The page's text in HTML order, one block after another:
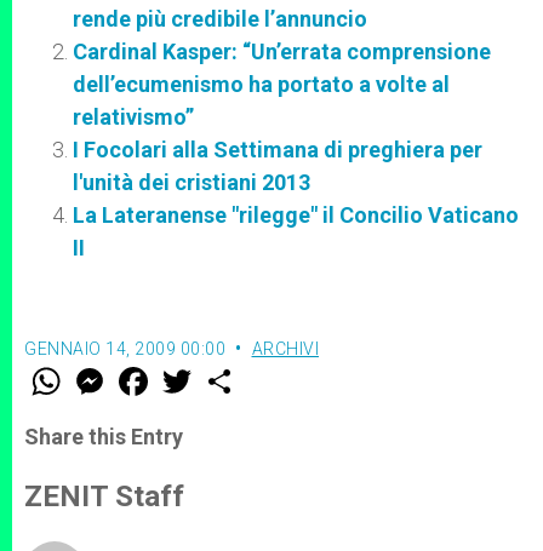
rende più credibile l’annuncio
Cardinal Kasper: “Un’errata comprensione
dell’ecumenismo ha portato a volte al
relativismo”
I Focolari alla Settimana di preghiera per
l'unità dei cristiani 2013
La Lateranense "rilegge" il Concilio Vaticano
II
GENNAIO 14, 2009 00:00 ARCHIVI
W
t
s
p
p
M
e
s
e
g
e
F
a
e
b
o
k
w
Share this Entry
ZENIT Staff